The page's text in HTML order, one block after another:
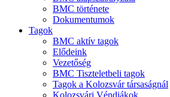
BMC története
Dokumentumok
Tagok
BMC aktív tagok
Elődeink
Vezetőség
BMC Tiszteletbeli tagok
Tagok a Kolozsvár társaságnál
Kolozsvári Véndiákok